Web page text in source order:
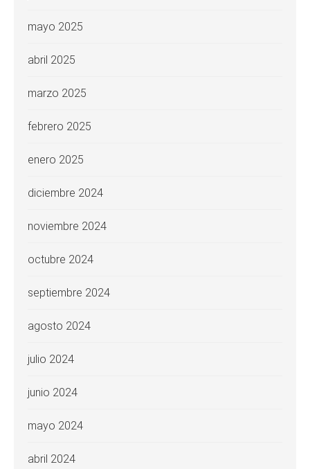
mayo 2025
abril 2025
marzo 2025
febrero 2025
enero 2025
diciembre 2024
noviembre 2024
octubre 2024
septiembre 2024
agosto 2024
julio 2024
junio 2024
mayo 2024
abril 2024